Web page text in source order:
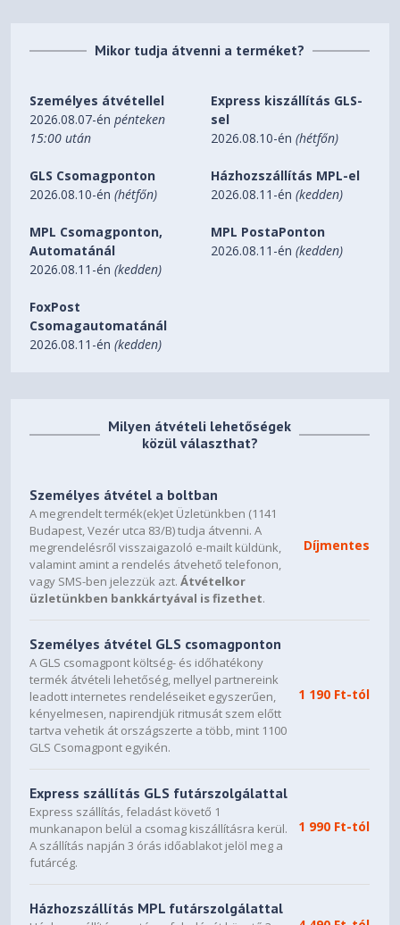
Mikor tudja átvenni a terméket?
Személyes átvétellel
2026.08.07-énpénteken
15:00 után
Express kiszállítás GLS-
sel
2026.08.10-én(hétfőn)
GLS Csomagponton
2026.08.10-én(hétfőn)
Házhozszállítás MPL-el
2026.08.11-én(kedden)
MPL Csomagponton,
Automatánál
2026.08.11-én(kedden)
MPL PostaPonton
2026.08.11-én(kedden)
FoxPost
Csomagautomatánál
2026.08.11-én(kedden)
Milyen átvételi lehetőségek
közül választhat?
Személyes átvétel a boltban
A megrendelt termék(ek)et Üzletünkben (1141
Budapest, Vezér utca 83/B) tudja átvenni. A
megrendelésről visszaigazoló e-mailt küldünk,
valamint amint a rendelés átvehető telefonon,
vagy SMS-ben jelezzük azt.Átvételkor
üzletünkben bankkártyával is fizethet.
Díjmentes
Személyes átvétel GLS csomagponton
A GLS csomagpont költség- és időhatékony
termék átvételi lehetőség, mellyel partnereink
leadott internetes rendeléseiket egyszerűen,
kényelmesen, napirendjük ritmusát szem előtt
tartva vehetik át országszerte a több, mint 1100
GLS Csomagpont egyikén.
1 190 Ft-tól
Express szállítás GLS futárszolgálattal
Express szállítás, feladást követő 1
munkanapon belül a csomag kiszállításra kerül.
A szállítás napján 3 órás időablakot jelöl meg a
futárcég.
1 990 Ft-tól
Házhozszállítás MPL futárszolgálattal